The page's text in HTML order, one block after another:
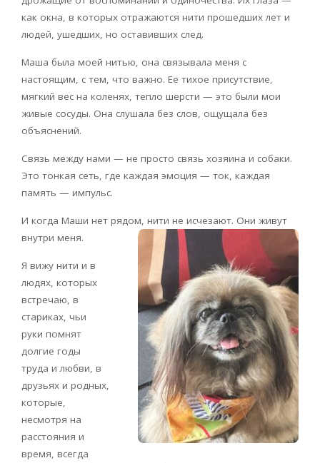
как окна, в которых отражаются нити прошедших лет и
людей, ушедших, но оставивших след.
Маша была моей нитью, она связывала меня с
настоящим, с тем, что важно. Ее тихое присутствие,
мягкий вес на коленях, тепло шерсти — это были мои
живые сосуды. Она слушала без слов, ощущала без
объяснений.
Связь между нами — не просто связь хозяина и собаки.
Это тонкая сеть, где каждая эмоция — ток, каждая
память — импульс.
И когда Маши нет рядом, нити не исчезают. Они живут
внутри меня.
Я вижу нити и в
людях, которых
встречаю, в
стариках, чьи
руки помнят
долгие годы
труда и любви, в
друзьях и родных,
которые,
несмотря на
расстояния и
время, всегда